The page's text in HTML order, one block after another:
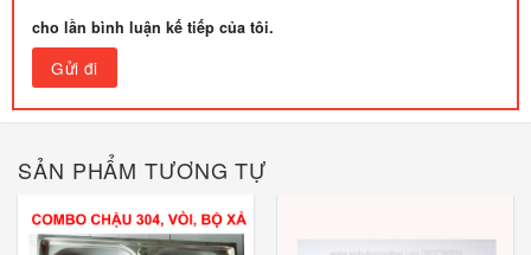
cho lần bình luận kế tiếp của tôi.
SẢN PHẨM TƯƠNG TỰ